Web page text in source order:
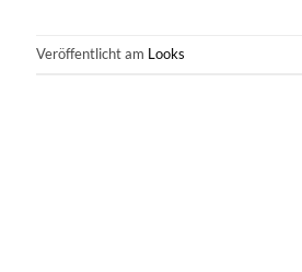
Veröffentlicht am Looks